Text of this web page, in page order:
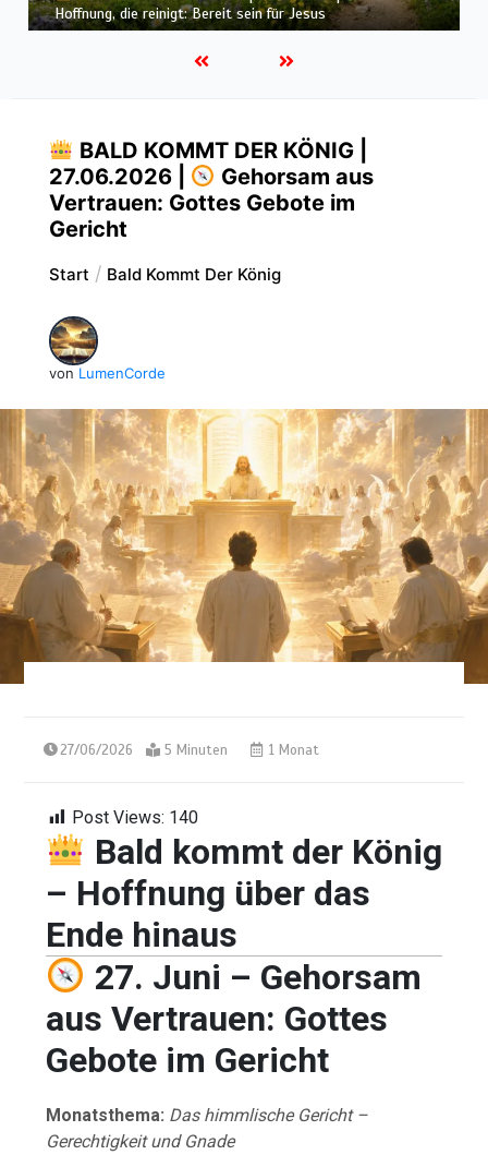
den Monat |
August – Heiligung und Charakterbildung
BALD KOMMT DER KÖNIG |
27.06.2026 |
Gehorsam aus
Vertrauen: Gottes Gebote im
Gericht
Start Bald Kommt Der König
von LumenCorde
27/06/2026 5 Minuten 1 Monat
Post Views: 140
Bald kommt der König
– Hoffnung über das
Ende hinaus
27. Juni – Gehorsam
aus Vertrauen: Gottes
Gebote im Gericht
Monatsthema: Das himmlische Gericht –
Gerechtigkeit und Gnade